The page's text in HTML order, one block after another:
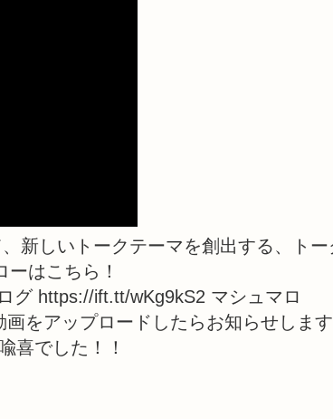
新しいトークテーマを創出する、トー
はこちら！
グ https://ift.tt/wKg9kS2 マシュマロ
をアップロードしたらお知らせします
喜でした！！